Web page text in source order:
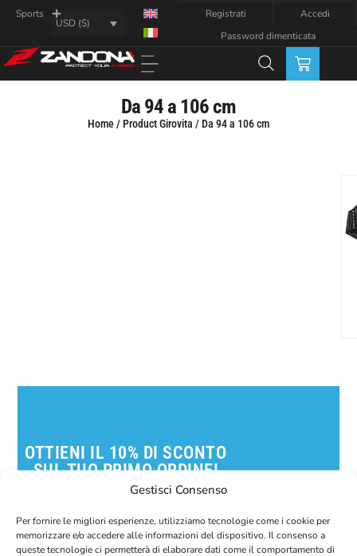
Gestisci Consenso
Per fornire le migliori esperienze, utilizziamo tecnologie come i cookie per
memorizzare e/o accedere alle informazioni del dispositivo. Il consenso a
queste tecnologie ci permetterà di elaborare dati come il comportamento di
Sports
USD ($)
Registrati
Accedi
Password dimenticata
Da 94 a 106 cm
Home/ Product Girovita / Da 94 a 106 cm
OTTIENI IL 10% DI SCONTO
SUL TUO PRIMO ORDINE!
Iscriviti alla nostra newsletter per ricevere il tuo
E-Mail